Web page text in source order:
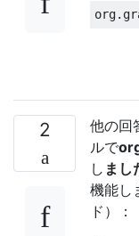
org.
2 他の回
ルで
し まし
機能し
ド）：